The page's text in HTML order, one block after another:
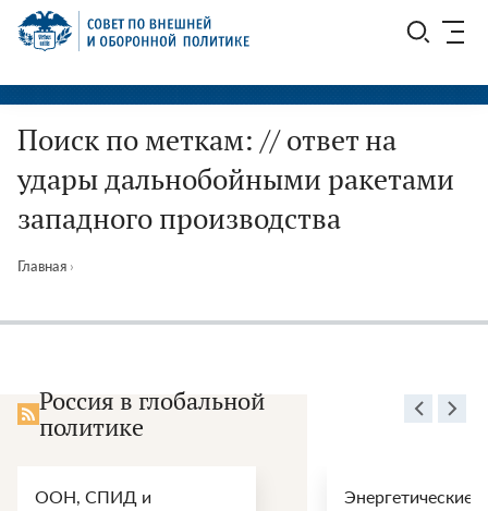
Перейти
СВОП
Поиск по меткам: // ответ на
удары дальнобойными ракетами
западного производства
Главная ›
Россия в глобальной
политике
ООН, СПИД и
Энергетические